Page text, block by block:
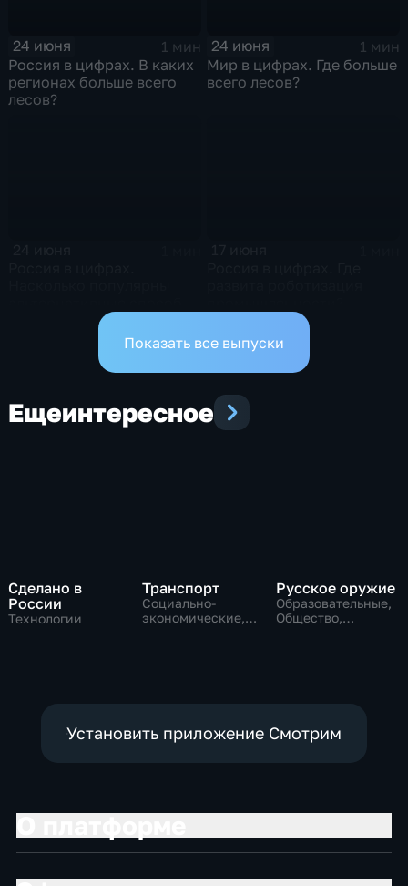
24 июня
1 мин
Россия в цифрах. В каких
регионах больше всего
лесов?
24 июня
1 мин
Мир в цифрах. Где больше
всего лесов?
Показать все выпуски
Ещеинтересное
Сделано в
России
Технологии
Транспорт
Социально-
экономические,
Русское оружие
Образовательные,
Общество,
Установить приложение Смотрим